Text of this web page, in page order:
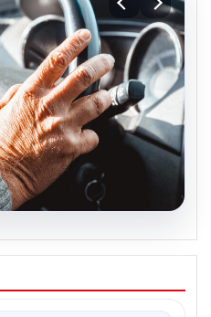
verilecek mi,
emekli